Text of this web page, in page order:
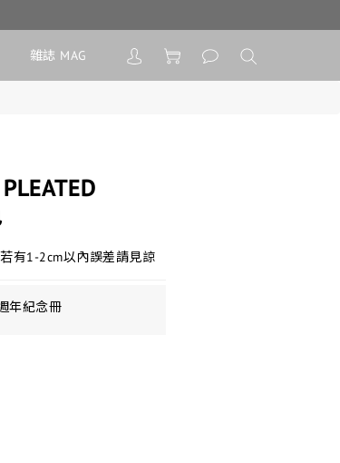
雜誌 MAG
有1-2cm以內誤差請見諒
年紀念冊